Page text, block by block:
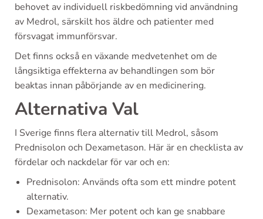
behovet av individuell riskbedömning vid användning
av Medrol, särskilt hos äldre och patienter med
försvagat immunförsvar.
Det finns också en växande medvetenhet om de
långsiktiga effekterna av behandlingen som bör
beaktas innan påbörjande av en medicinering.
Alternativa Val
I Sverige finns flera alternativ till Medrol, såsom
Prednisolon och Dexametason. Här är en checklista av
fördelar och nackdelar för var och en:
Prednisolon: Används ofta som ett mindre potent
alternativ.
Dexametason: Mer potent och kan ge snabbare